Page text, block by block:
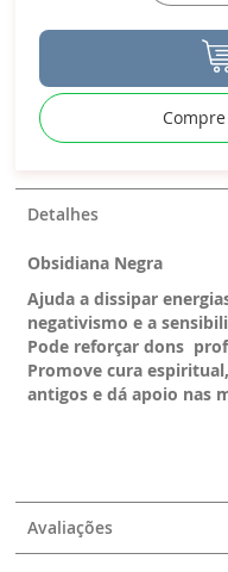
Detalhes
Obsidiana Negra
Ajuda a dissipar
negativismo e a
Pode reforçar dons
Promove cura
antigos e dá apoio nas
Avaliações